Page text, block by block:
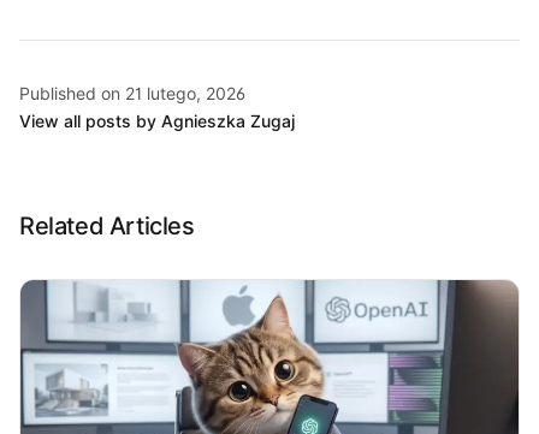
Published on 21 lutego, 2026
View all posts by Agnieszka Zugaj
Related Articles